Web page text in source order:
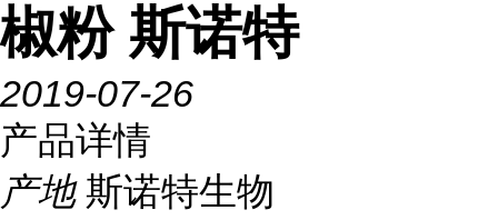
椒粉 斯诺特
2019-07-26
产品详情
产地 斯诺特生物